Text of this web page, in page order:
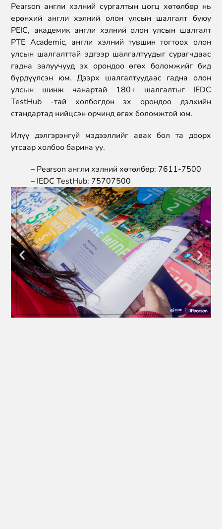
Pearson англи хэлний сургалтын цогц хөтөлбөр нь
ерөнхий англи хэлний олон улсын шалгалт буюу
PEIC, академик англи хэлний олон улсын шалгалт
PTE Academic, англи хэлний түвшин тогтоох олон
улсын шалгалттай эдгээр шалгалтуудыг сурагчдаас
гадна залуучууд эх орондоо өгөх боломжийг бид
бүрдүүлсэн юм. Дээрх шалгалтуудаас гадна олон
улсын шинж чанартай 180+ шалгалтыг IEDC
TestHub -тай холбогдон эх орондоо дэлхийн
стандартад нийцсэн орчинд өгөх боломжтой юм.
Илүү дэлгэрэнгүй мэдээллийг авах бол та доорх
утсаар холбоо барина уу.
– Pearson англи хэлний хөтөлбөр: 7611-7500
– IEDC TestHub: 75707500